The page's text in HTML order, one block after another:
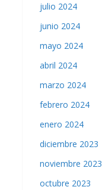
julio 2024
junio 2024
mayo 2024
abril 2024
marzo 2024
febrero 2024
enero 2024
diciembre 2023
noviembre 2023
octubre 2023